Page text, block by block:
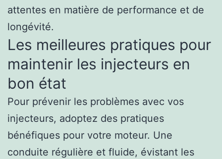
attentes en matière de performance et de
longévité.
Les meilleures pratiques pour
maintenir les injecteurs en
bon état
Pour prévenir les problèmes avec vos
injecteurs, adoptez des pratiques
bénéfiques pour votre moteur. Une
conduite régulière et fluide, évistant les